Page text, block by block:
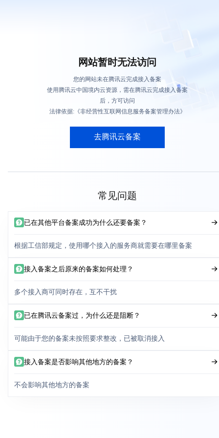
网站暂时无法访问
您的网站未在腾讯云完成接入备案
使用腾讯云中国境内云资源，需在腾讯云完成接入备案
后，方可访问
法律依据:《非经营性互联网信息服务备案管理办法》
去腾讯云备案
常见问题
已在其他平台备案成功为什么还要备案？
根据工信部规定，使用哪个接入的服务商就需要在哪里备案
接入备案之后原来的备案如何处理？
多个接入商可同时存在，互不干扰
已在腾讯云备案过，为什么还是阻断？
可能由于您的备案未按照要求整改，已被取消接入
接入备案是否影响其他地方的备案？
不会影响其他地方的备案